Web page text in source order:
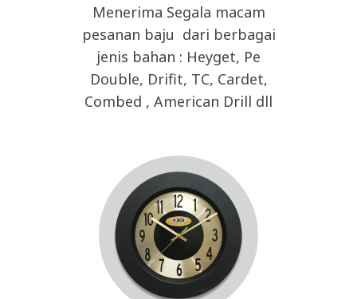
Menerima Segala macam
pesanan baju dari berbagai
jenis bahan : Heyget, Pe
Double, Drifit, TC, Cardet,
Combed , American Drill dll